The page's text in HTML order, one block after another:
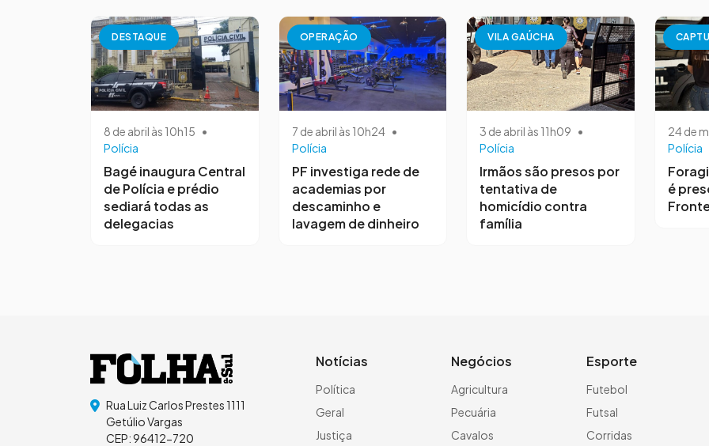
DESTAQUE
8 de abril às 10h15 •
Polícia
Bagé inaugura Central
de Polícia e prédio
sediará todas as
delegacias
OPERAÇÃO
7 de abril às 10h24 •
Polícia
PF investiga rede de
academias por
descaminho e
lavagem de dinheiro
VILA GAÚCHA
3 de abril às 11h09 •
Polícia
Irmãos são presos por
tentativa de
homicídio contra
família
24 de
Polícia
é
Rua Luiz Carlos Prestes 1111
Getúlio Vargas
CEP: 96412-720
Notícias
Política
Geral
Justiça
Negócios
Agricultura
Pecuária
Cavalos
Esporte
Futebol
Futsal
Corridas